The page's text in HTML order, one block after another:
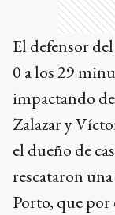
El defensor
0 a los 29
impactando
Zalazar y
el dueño de
rescataron
Porto, que por